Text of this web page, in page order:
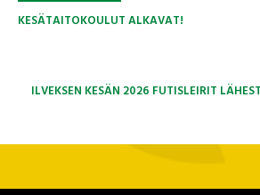
KESÄTAITOKOULUT ALKAVAT!
ILVEKSEN KESÄN 2026 FUTISLEIRIT